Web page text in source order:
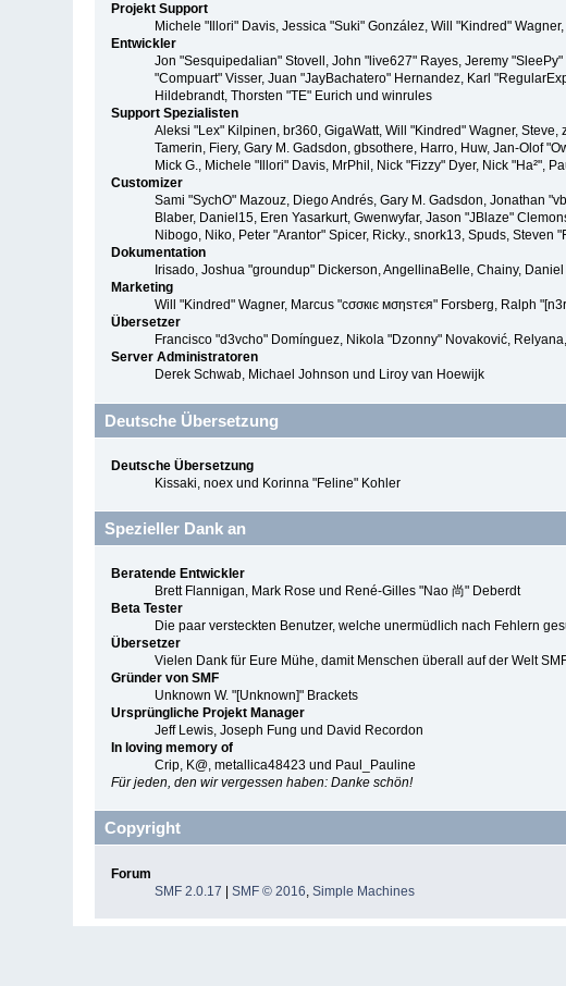
Projekt Support
Michele "Illori" Davis, Jessica "Suki" González, Will "Kindred"
Entwickler
Jon "Sesquipedalian" Stovell, John "live627" Rayes, Jeremy
"Compuart" Visser, Juan "JayBachatero" Hernandez, Karl
Hildebrandt, Thorsten "TE" Eurich und winrules
Support Spezialisten
Aleksi "Lex" Kilpinen, br360, GigaWatt, Will "Kindred" Wagner,
Tamerin, Fiery, Gary M. Gadsdon, gbsothere, Harro, Huw, Jan-Olof
Mick G., Michele "Illori" Davis, MrPhil, Nick "Fizzy" Dyer, Nick "Ha²",
Customizer
Sami "SychO" Mazouz, Diego Andrés, Gary M. Gadsdon, Jonathan
Blaber, Daniel15, Eren Yasarkurt, Gwenwyfar, Jason "JBlaze"
Nibogo, Niko, Peter "Arantor" Spicer, Ricky., snork13, Spuds, Steven
Dokumentation
Irisado, Joshua "groundup" Dickerson, AngellinaBelle, Chainy,
Marketing
Will "Kindred" Wagner, Marcus "cσσкιє мσηѕтєя" Forsberg, Ralph
Übersetzer
Francisco "d3vcho" Domínguez, Nikola "Dzonny" Novaković,
Server Administratoren
Derek Schwab, Michael Johnson und Liroy van Hoewijk
Deutsche Übersetzung
Deutsche Übersetzung
Kissaki, noex und Korinna "Feline" Kohler
Spezieller Dank an
Beratende Entwickler
Brett Flannigan, Mark Rose und René-Gilles "Nao 尚" Deberdt
Beta Tester
Die paar versteckten Benutzer, welche unermüdlich nach Fehlern
Übersetzer
Vielen Dank für Eure Mühe, damit Menschen überall auf der Welt
Gründer von SMF
Unknown W. "[Unknown]" Brackets
Ursprüngliche Projekt Manager
Jeff Lewis, Joseph Fung und David Recordon
In loving memory of
Crip, K@, metallica48423 und Paul_Pauline
Für jeden, den wir vergessen haben: Danke schön!
Copyright
Forum
SMF 2.0.17 |SMF © 2016 ,Simple Machines